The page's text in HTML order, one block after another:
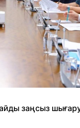
заңсыз